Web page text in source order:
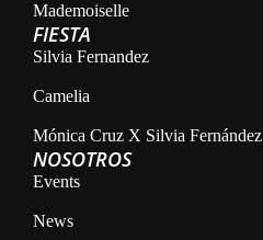
Mademoiselle
FIESTA
Silvia Fernandez
Camelia
Mónica Cruz X Silvia Fernández
NOSOTROS
Events
News